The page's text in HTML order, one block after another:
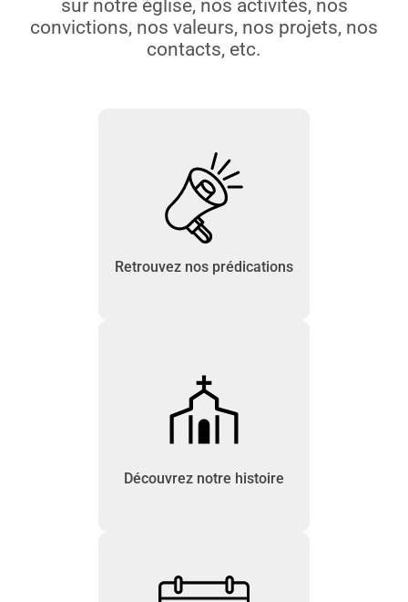
sur notre église, nos activités, nos
convictions, nos valeurs, nos projets, nos
contacts, etc.
Retrouvez nos prédications
Découvrez notre histoire